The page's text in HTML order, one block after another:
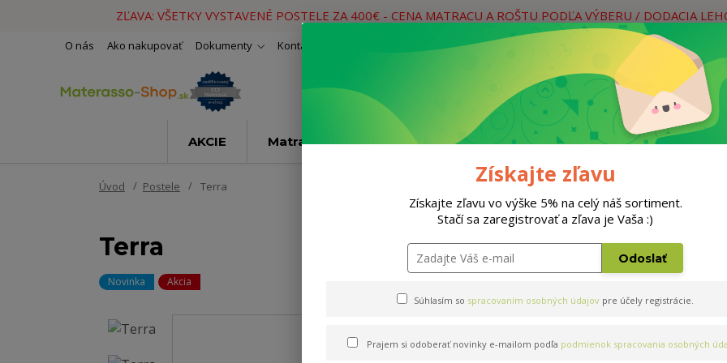
ZĽAVA: VŠETKY VYSTAVENÉ POSTELE ZA 400€ - CENA MATRACU A ROŠTU PODĽA VÝBERU / DODACIA
O nás Ako nakupovať Dokumenty Kontakty
Hľadať
Neviete si rady? Zavolajte.
AKCIE Matrace Rošty Doplnky Postele
Úvod Postele Terra
Terra
Novinka Akcia
Získajte zľavu
Získajte zľavu vo výške 5% na celý náš sortiment.
Stačí sa zaregistrovať a zľava je Vaša :)
Odoslať
Súhlasím so spracovaním osobných údajov pre účely registrácie.
Prajem si odoberať novinky e-mailom podľa podmienok spracovania osobných